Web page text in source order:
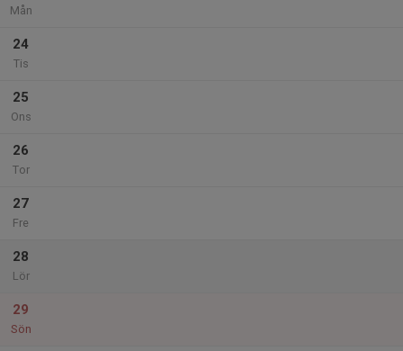
Mån
24
Tis
25
Ons
26
Tor
27
Fre
28
Lör
29
Sön